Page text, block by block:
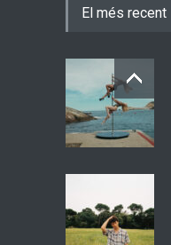
El més recent